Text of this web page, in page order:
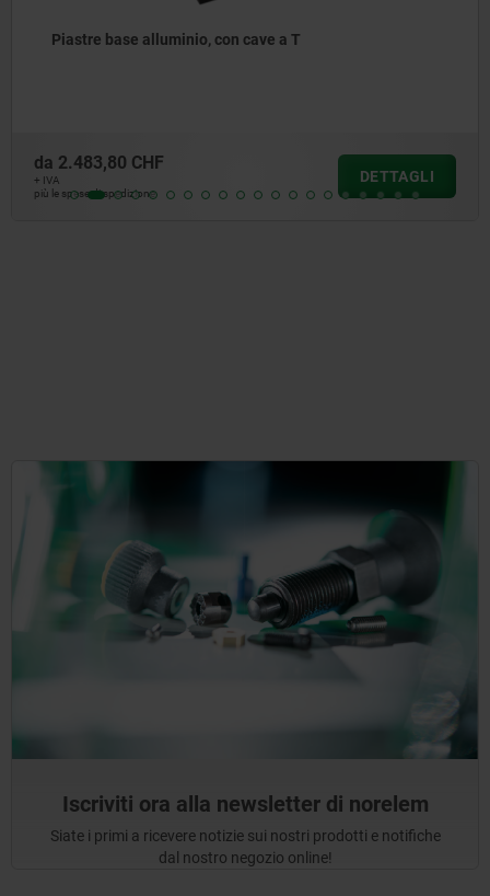
DETTAGLI
Piastre intercambiabili, ghisa grigia,
più le spese di spedizione
Iscriviti ora alla newsletter di norelem
Siate i primi a ricevere notizie sui nostri prodotti e notifiche
dal nostro negozio online!